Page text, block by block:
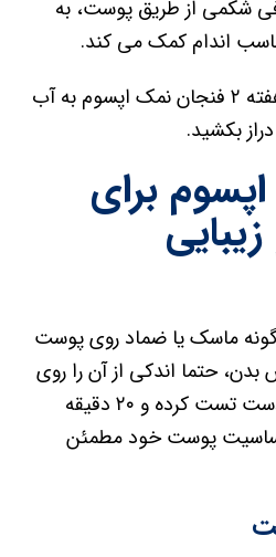
شکمی از طریق پوست، به
اندام کمک می کند.
کافیست دو یا سه بار در هفته ۲ فنجان نمک اپسوم به آب
بکشید.
برای
ماسک یا ضماد روی پوست
حتما اندکی از آن را روی
بخش کوچکی از پوست دست تست کرده و ۲۰ دقیقه
حساسیت پوست خود مطمئن